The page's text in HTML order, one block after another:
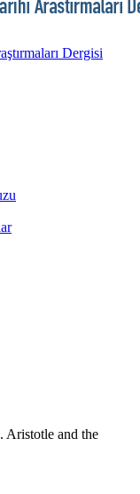
Aristotle and the